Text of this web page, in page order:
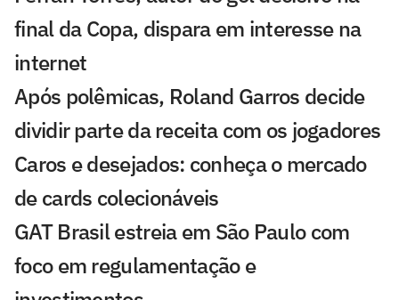
final da Copa, dispara em interesse na
internet
Após polêmicas, Roland Garros decide
dividir parte da receita com os jogadores
Caros e desejados: conheça o mercado
de cards colecionáveis
GAT Brasil estreia em São Paulo com
foco em regulamentação e